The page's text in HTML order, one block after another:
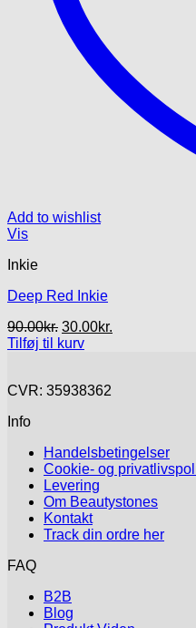
Add to wishlist
Vis
Inkie
Deep Red Inkie
90.00kr. Den
oprindelige
90.00kr..
30.00kr.
Tilføj til kurv
CVR: 35938362
Info
Handelsbetingelser
Cookie- og
Levering
Om Beautystones
Kontakt
Track din ordre her
FAQ
B2B
Blog